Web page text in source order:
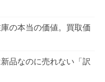
の本当の価値。買取価
品なのに売れない「訳